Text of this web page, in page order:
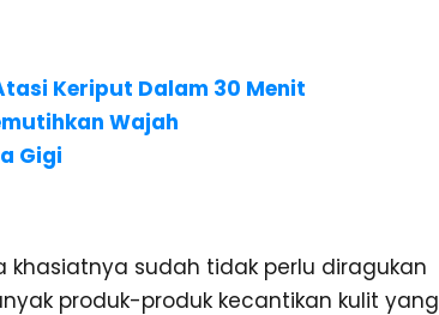
Keriput Dalam 30 Menit
Wajah
Gigi
khasiatnya sudah tidak perlu diragukan
produk-produk kecantikan kulit yang